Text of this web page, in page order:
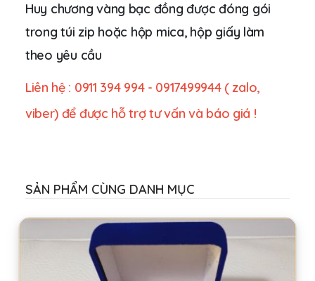
Huy chương vàng bạc đồng được đóng gói
trong túi zip hoặc hộp mica, hộp giấy làm
theo yêu cầu
Liên hệ : 0911 394 994 - 0917499944 ( zalo,
viber) để được hỗ trợ tư vấn và báo giá !
SẢN PHẨM CÙNG DANH MỤC